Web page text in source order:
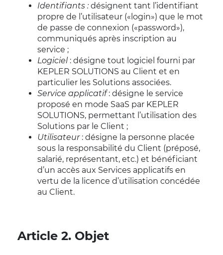
Identifiants : désignent tant l’identifiant
propre de l’utilisateur («login») que le mot
de passe de connexion («password»),
communiqués après inscription au
service ;
Logiciel: désigne tout logiciel fourni par
KEPLER SOLUTIONS au Client et en
particulier les Solutions associées.
Service applicatif: désigne le service
proposé en mode SaaS par KEPLER
SOLUTIONS, permettant l’utilisation des
Solutions par le Client ;
Utilisateur: désigne la personne placée
sous la responsabilité du Client (préposé,
salarié, représentant, etc.) et bénéficiant
d’un accès aux Services applicatifs en
vertu de la licence d’utilisation concédée
au Client.
Article 2. Objet